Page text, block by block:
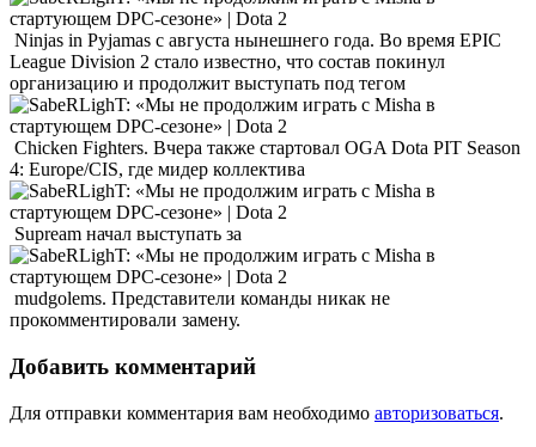
Ninjas in Pyjamas с августа нынешнего года. Во время EPIC
League Division 2 стало известно, что состав покинул
организацию и продолжит выступать под тегом
Chicken Fighters. Вчера также стартовал OGA Dota PIT Season
4: Europe/CIS, где мидер коллектива
Supream начал выступать за
mudgolems. Представители команды никак не
прокомментировали замену.
Добавить комментарий
Для отправки комментария вам необходимо авторизоваться.